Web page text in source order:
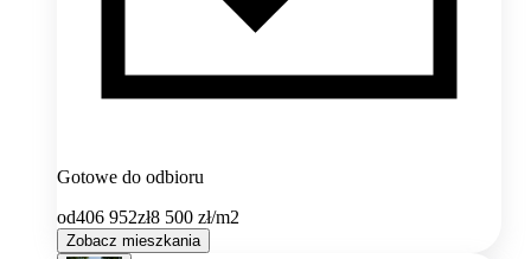
Gotowe do odbioru
od406 952zł8 500 zł/m2
Zobacz mieszkania